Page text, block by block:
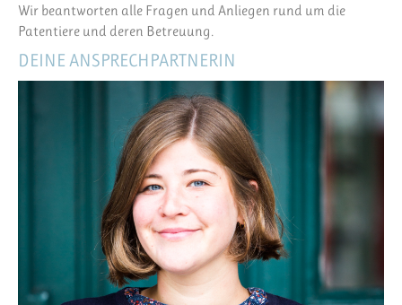
Wir beantworten alle Fragen und Anliegen rund um die
Patentiere und deren Betreuung.
DEINE ANSPRECHPARTNERIN